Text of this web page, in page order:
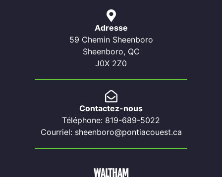
Adresse
59 Chemin Sheenboro
Sheenboro, QC
J0X 2Z0
Contactez-nous
Téléphone: 819-689-5022
Courriel: sheenboro@pontiacouest.ca
WALTHAM